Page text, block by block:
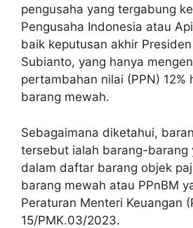
pengusaha yang tergabung
Pengusaha Indonesia atau
baik keputusan akhir
Subianto, yang hanya
pertambahan nilai (PPN) 12%
barang mewah.
Sebagaimana diketahui,
tersebut ialah barang-barang
dalam daftar barang objek
barang mewah atau PPnBM
Peraturan Menteri Keuangan
15/PMK.03/2023.